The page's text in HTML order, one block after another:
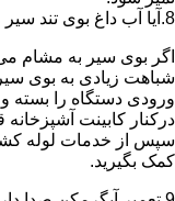
8.آیا آب داغ بوی تند سیر می دهد؟
اگر بوی سیر به مشام
شباهت زیادی به بوی
ورودی دستگاه را بسته
درکنار کابینت آشپزخانه
سپس از خدمات لوله
کمک بگیرید.